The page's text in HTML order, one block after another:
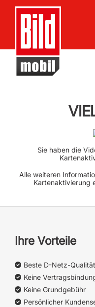
Sie haben die
Alle weiteren
Kartenaktivierung
Ihre Vorteile
Beste D-Netz-Qualität
Keine
Keine Grundgebühr
Persönlicher